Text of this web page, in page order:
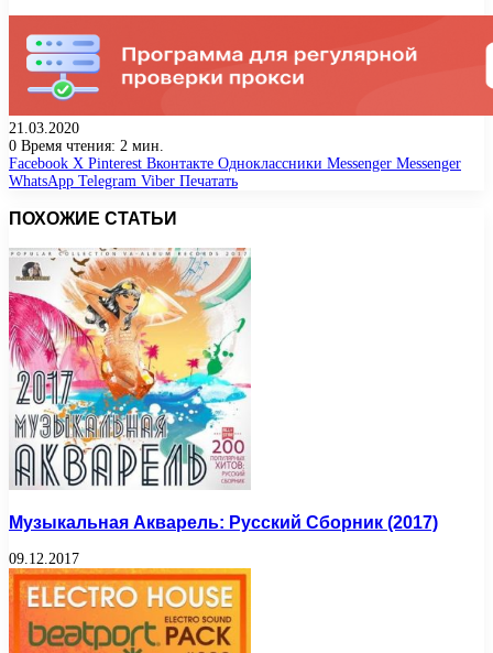
21.03.2020
0 Время чтения: 2 мин.
Facebook X Pinterest Вконтакте Одноклассники Messenger Messenger
WhatsApp Telegram Viber Печатать
ПОХОЖИЕ СТАТЬИ
Музыкальная Акварель: Русский Сборник (2017)
09.12.2017